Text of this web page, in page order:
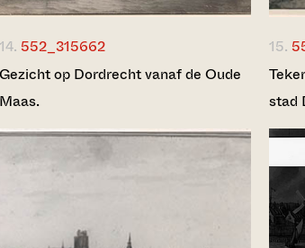
14. 552_315662
Gezicht op Dordrecht vanaf de Oude
Maas.
15.
stad